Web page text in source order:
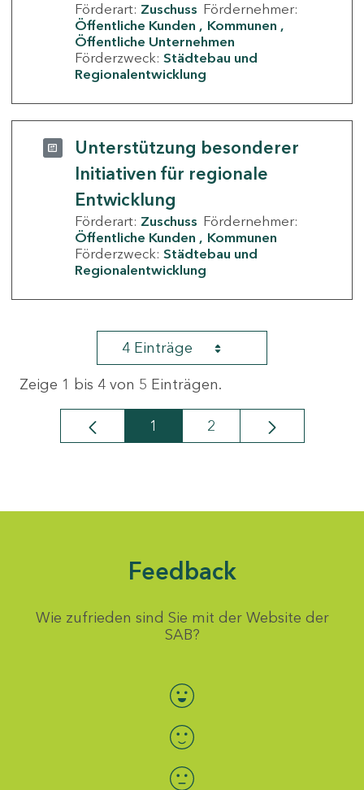
Förderart: Zuschuss Fördernehmer:
Öffentliche Kunden
Kommunen
Öffentliche Unternehmen
Förderzweck: Städtebau und
Regionalentwicklung
Unterstützung besonderer
Initiativen für regionale
Entwicklung
Förderart: Zuschuss Fördernehmer:
Öffentliche Kunden
Kommunen
Förderzweck: Städtebau und
Regionalentwicklung
4 Einträge
Zeige 1 bis 4 von 5 Einträgen.
Seite
1 Seite
2
Feedback
Wie zufrieden sind Sie mit der Website der
SAB?
Bewertung auswählen